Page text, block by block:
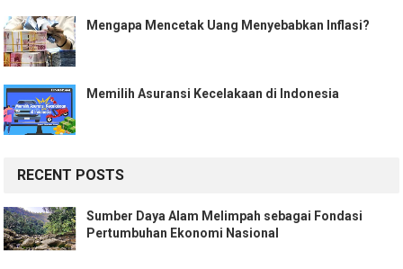
Mengapa Mencetak Uang Menyebabkan Inflasi?
Memilih Asuransi Kecelakaan di Indonesia
RECENT POSTS
Sumber Daya Alam Melimpah sebagai Fondasi
Pertumbuhan Ekonomi Nasional